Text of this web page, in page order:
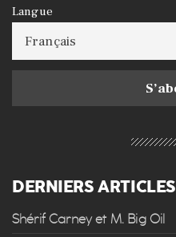
Langue
DERNIERS ARTICLES
Shérif Carney et M. Big Oil